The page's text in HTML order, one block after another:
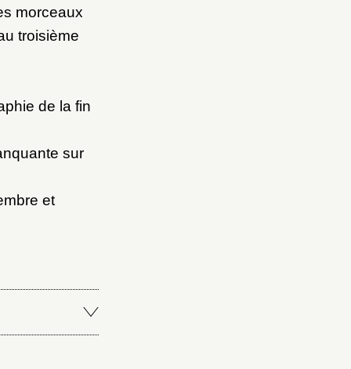
morceaux
troisième
de la fin
sur
et